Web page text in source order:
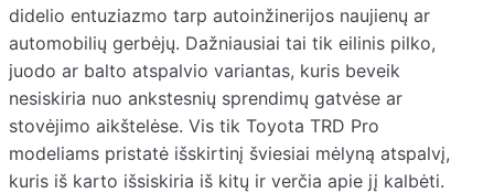
didelio entuziazmo tarp autoinžinerijos naujienų ar
automobilių gerbėjų. Dažniausiai tai tik eilinis pilko,
juodo ar balto atspalvio variantas, kuris beveik
nesiskiria nuo ankstesnių sprendimų gatvėse ar
stovėjimo aikštelėse. Vis tik Toyota TRD Pro
modeliams pristatė išskirtinį šviesiai mėlyną atspalvį,
kuris iš karto išsiskiria iš kitų ir verčia apie jį kalbėti.